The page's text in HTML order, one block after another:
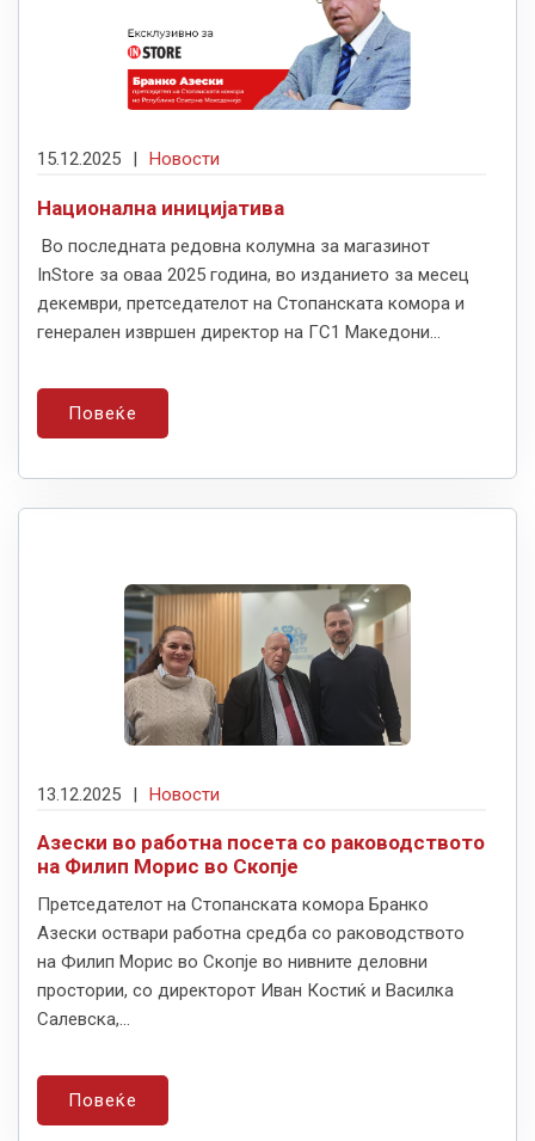
15.12.2025 | Новости
Национална иницијатива
Во последната редовна колумна за магазинот
InStore за оваа 2025 година, во изданието за месец
декември, претседателот на Стопанската комора и
генерален извршен директор на ГС1 Македони...
Повеќе
13.12.2025 | Новости
Азески во работна посета со раководството
на Филип Морис во Скопје
Претседателот на Стопанската комора Бранко
Азески оствари работна средба со раководството
на Филип Морис во Скопје во нивните деловни
простории, со директорот Иван Костиќ и Василка
Салевска,...
Повеќе